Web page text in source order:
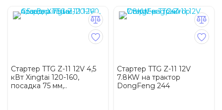
Стартер TTG Z-11 12V 4,5
кВт Xingtai 120-160,
посадка 75 мм,..
Стартер TTG Z-11 12V
7.8KW на трактор
DongFeng 244